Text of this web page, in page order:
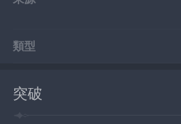
類型
突破